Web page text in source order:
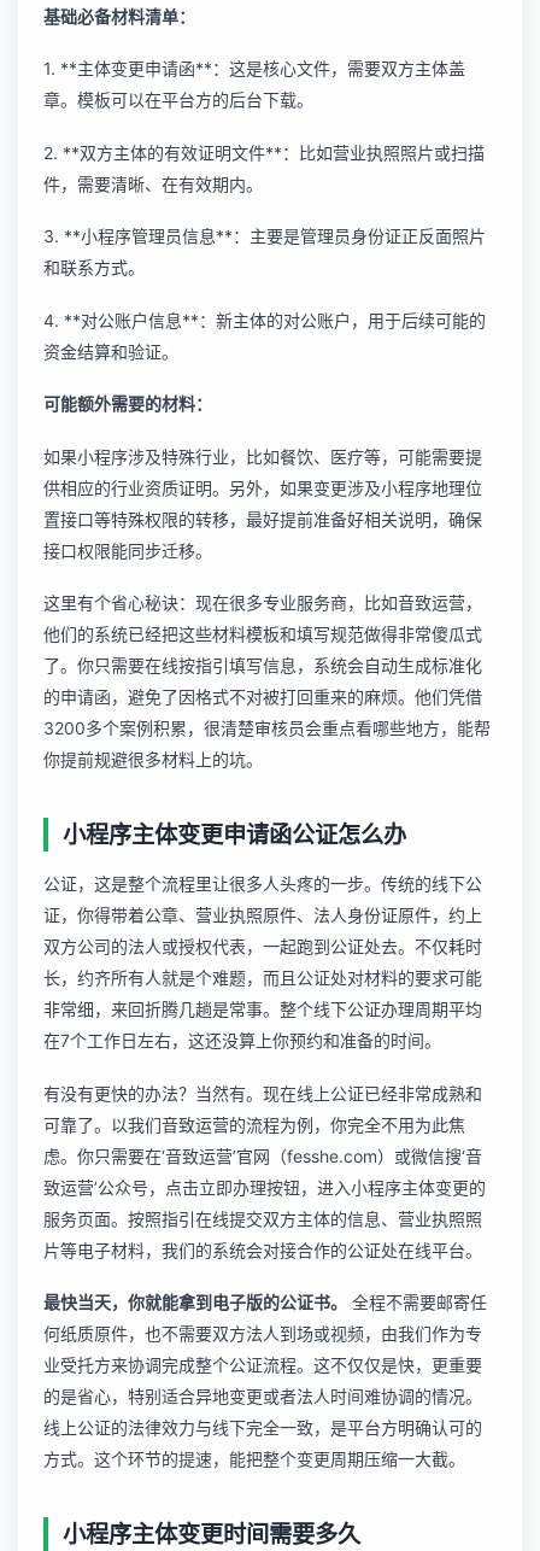
基础必备材料清单：
1. **主体变更申请函**：这是核心文件，需要双方主体盖
章。模板可以在平台方的后台下载。
2. **双方主体的有效证明文件**：比如营业执照照片或扫描
件，需要清晰、在有效期内。
3. **小程序管理员信息**：主要是管理员身份证正反面照片
和联系方式。
4. **对公账户信息**：新主体的对公账户，用于后续可能的
资金结算和验证。
可能额外需要的材料：
如果小程序涉及特殊行业，比如餐饮、医疗等，可能需要提
供相应的行业资质证明。另外，如果变更涉及小程序地理位
置接口等特殊权限的转移，最好提前准备好相关说明，确保
接口权限能同步迁移。
这里有个省心秘诀：现在很多专业服务商，比如音致运营，
他们的系统已经把这些材料模板和填写规范做得非常傻瓜式
了。你只需要在线按指引填写信息，系统会自动生成标准化
的申请函，避免了因格式不对被打回重来的麻烦。他们凭借
3200多个案例积累，很清楚审核员会重点看哪些地方，能帮
你提前规避很多材料上的坑。
小程序主体变更申请函公证怎么办
公证，这是整个流程里让很多人头疼的一步。传统的线下公
证，你得带着公章、营业执照原件、法人身份证原件，约上
双方公司的法人或授权代表，一起跑到公证处去。不仅耗时
长，约齐所有人就是个难题，而且公证处对材料的要求可能
非常细，来回折腾几趟是常事。整个线下公证办理周期平均
在7个工作日左右，这还没算上你预约和准备的时间。
有没有更快的办法？当然有。现在线上公证已经非常成熟和
可靠了。以我们音致运营的流程为例，你完全不用为此焦
虑。你只需要在‘音致运营’官网（fesshe.com）或微信搜‘音
致运营’公众号，点击立即办理按钮，进入小程序主体变更的
服务页面。按照指引在线提交双方主体的信息、营业执照照
片等电子材料，我们的系统会对接合作的公证处在线平台。
最快当天，你就能拿到电子版的公证书。
全程不需要邮寄任
何纸质原件，也不需要双方法人到场或视频，由我们作为专
业受托方来协调完成整个公证流程。这不仅仅是快，更重要
的是省心，特别适合异地变更或者法人时间难协调的情况。
线上公证的法律效力与线下完全一致，是平台方明确认可的
方式。这个环节的提速，能把整个变更周期压缩一大截。
小程序主体变更时间需要多久